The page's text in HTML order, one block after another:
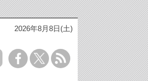
2026年8月8日(土)